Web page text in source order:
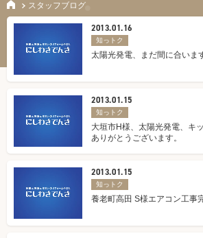
スタッフブログ
2013.01.16
知っトク
太陽光発電、まだ間に合いま
2013.01.15
知っトク
大垣市H様、太陽光発電、キ
ありがとうございます。
2013.01.15
知っトク
養老町高田 S様エアコン工事